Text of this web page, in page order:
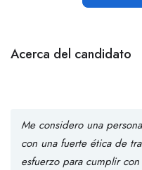
Acerca del candidato
Me considero una
con una fuerte ética de
esfuerzo para cumplir